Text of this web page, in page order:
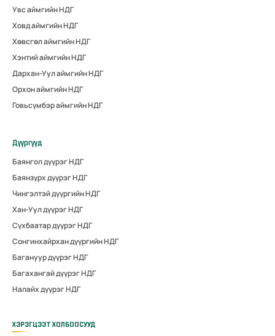
Увс аймгийн НДГ
Ховд аймгийн НДГ
Хөвсгөл аймгийн НДГ
Хэнтий аймгийн НДГ
Дархан-Уул аймгийн НДГ
Орхон аймгийн НДГ
Говьсүмбэр аймгийн НДГ
Дүүргүүд
Баянгол дүүрэг НДГ
Баянзүрх дүүрэг НДГ
Чингэлтэй дүүргийн НДГ
Хан-Уул дүүрэг НДГ
Сүхбаатар дүүрэг НДГ
Сонгинхайрхан дүүргийн НДГ
Багануур дүүрэг НДГ
Багахангай дүүрэг НДГ
Налайх дүүрэг НДГ
ХЭРЭГЦЭЭТ ХОЛБООСУУД